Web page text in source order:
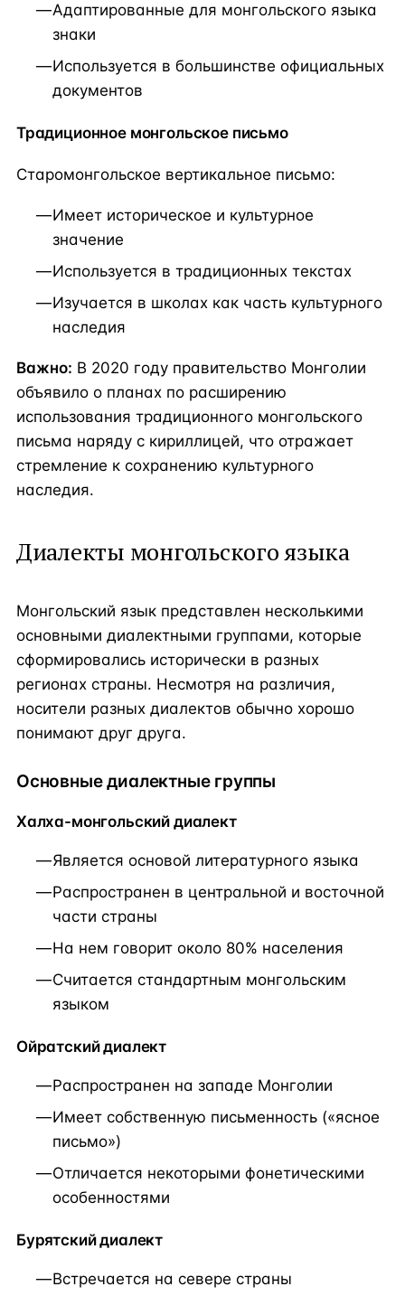
Адаптированные для монгольского языка
знаки
Используется в большинстве официальных
документов
Традиционное монгольское письмо
Старомонгольское вертикальное письмо:
Имеет историческое и культурное
значение
Используется в традиционных текстах
Изучается в школах как часть культурного
наследия
Важно: В 2020 году правительство Монголии
объявило о планах по расширению
использования традиционного монгольского
письма наряду с кириллицей, что отражает
стремление к сохранению культурного
наследия.
Диалекты монгольского языка
Монгольский язык представлен несколькими
основными диалектными группами, которые
сформировались исторически в разных
регионах страны. Несмотря на различия,
носители разных диалектов обычно хорошо
понимают друг друга.
Основные диалектные группы
Халха-монгольский диалект
Является основой литературного языка
Распространен в центральной и восточной
части страны
На нем говорит около 80% населения
Считается стандартным монгольским
языком
Ойратский диалект
Распространен на западе Монголии
Имеет собственную письменность («ясное
письмо»)
Отличается некоторыми фонетическими
особенностями
Бурятский диалект
Встречается на севере страны